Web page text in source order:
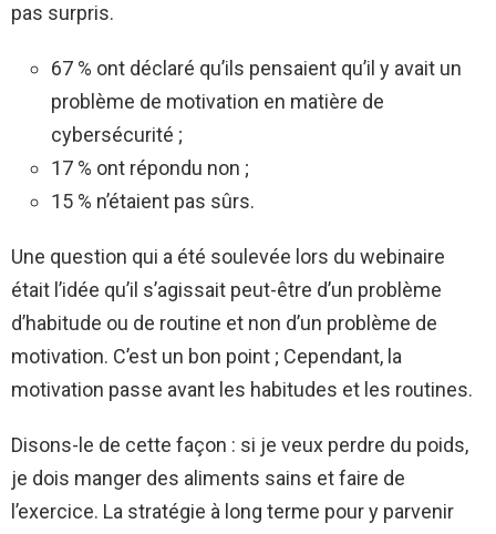
pas surpris.
67 % ont déclaré qu’ils pensaient qu’il y avait un
problème de motivation en matière de
cybersécurité ;
17 % ont répondu non ;
15 % n’étaient pas sûrs.
Une question qui a été soulevée lors du webinaire
était l’idée qu’il s’agissait peut-être d’un problème
d’habitude ou de routine et non d’un problème de
motivation. C’est un bon point ; Cependant, la
motivation passe avant les habitudes et les routines.
Disons-le de cette façon : si je veux perdre du poids,
je dois manger des aliments sains et faire de
l’exercice. La stratégie à long terme pour y parvenir